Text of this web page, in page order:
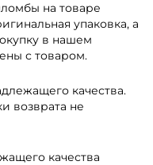
на товаре
упаковка, а
в нашем
с товаром.
качества.
возврата не
качества